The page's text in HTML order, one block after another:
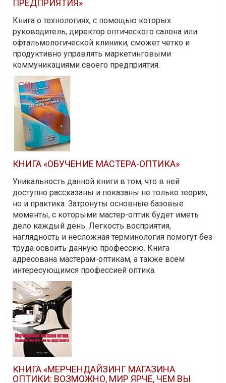
ПРЕДПРИЯТИЯ»
Книга о технологиях, с помощью которых
руководитель, директор оптического салона или
офтальмологической клиники, сможет четко и
продуктивно управлять маркетинговыми
коммуникациями своего предприятия.
КНИГА «ОБУЧЕНИЕ МАСТЕРА-ОПТИКА»
Уникальность данной книги в том, что в ней
доступно рассказаны и показаны не только теория,
но и практика. Затронуты основные базовые
моменты, с которыми мастер-оптик будет иметь
дело каждый день. Легкость восприятия,
наглядность и несложная терминология помогут без
труда освоить данную профессию. Книга
адресована мастерам-оптикам, а также всем
интересующимся профессией оптика.
КНИГА «МЕРЧЕНДАЙЗИНГ МАГАЗИНА
ОПТИКИ: ВОЗМОЖНО, МИР ЯРЧЕ, ЧЕМ ВЫ